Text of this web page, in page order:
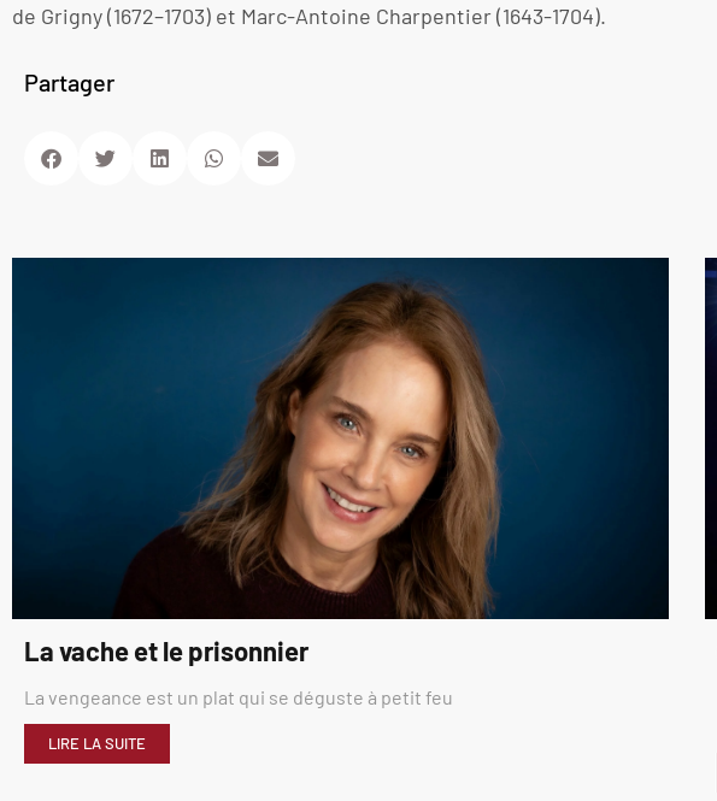
de Grigny (1672–1703) et Marc-Antoine Charpentier (1643-1704).
Partager
La vache et le prisonnier
La vengeance est un plat qui se déguste à petit feu
LIRE LA SUITE